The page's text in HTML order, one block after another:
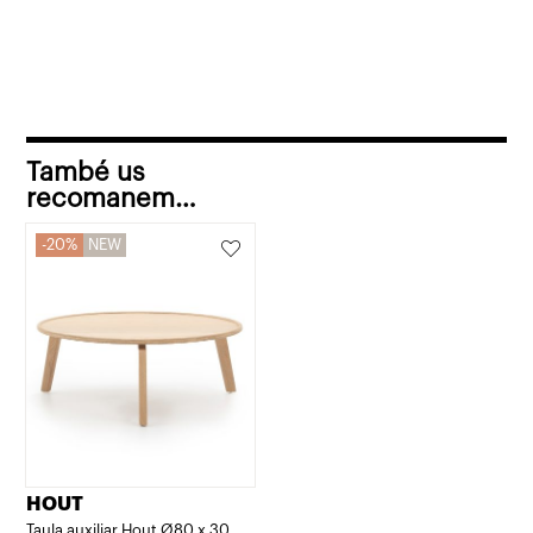
També us
recomanem…
20% NEW
HOUT